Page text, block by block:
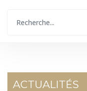
ACTUALITÉS